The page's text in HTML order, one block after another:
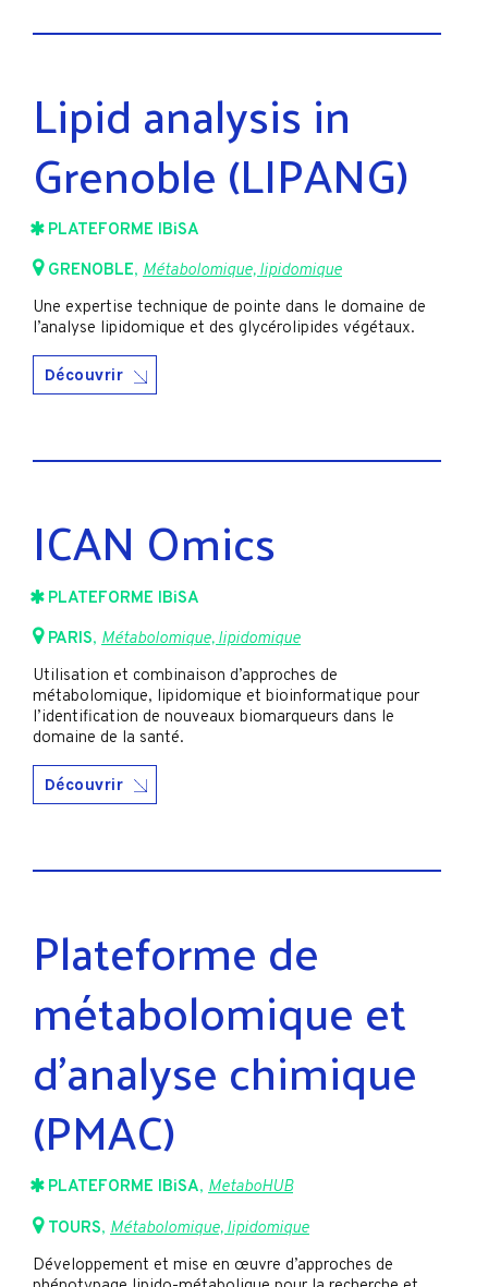
Lipid analysis in
Grenoble (LIPANG)
PLATEFORME IBiSA
GRENOBLE, Métabolomique, lipidomique
Une expertise technique de pointe dans le domaine de
l’analyse lipidomique et des glycérolipides végétaux.
Découvrir
ICAN Omics
PLATEFORME IBiSA
PARIS, Métabolomique, lipidomique
Utilisation et combinaison d’approches de
métabolomique, lipidomique et bioinformatique pour
l’identification de nouveaux biomarqueurs dans le
domaine de la santé.
Découvrir
Plateforme de
métabolomique et
d’analyse chimique
(PMAC)
PLATEFORME IBiSA, MetaboHUB
TOURS, Métabolomique, lipidomique
Développement et mise en œuvre d’approches de